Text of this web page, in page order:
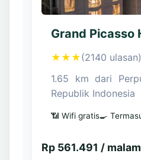
Grand Picasso
★★★(2140 ulasan)
1.65 km dari
Republik Indonesia
📶 Wifi gratis🍳
Rp 561.491 / malam